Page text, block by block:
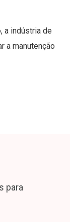
a indústria de
a manutenção
para